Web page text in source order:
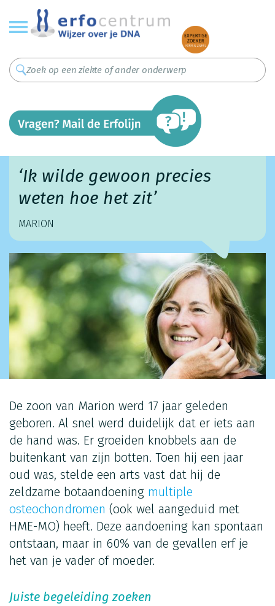
Overslaan
en
naar
inhoud
gaan
‘Ik wilde gewoon precies
weten hoe het zit’
MARION
De zoon van Marion werd 17 jaar geleden
geboren. Al snel werd duidelijk dat er iets aan
de hand was. Er groeiden knobbels aan de
buitenkant van zijn botten. Toen hij een jaar
oud was, stelde een arts vast dat hij de
zeldzame botaandoening multiple
osteochondromen (ook wel aangeduid met
HME-MO) heeft. Deze aandoening kan spontaan
ontstaan, maar in 60% van de gevallen erf je
het van je vader of moeder.
Juiste begeleiding zoeken